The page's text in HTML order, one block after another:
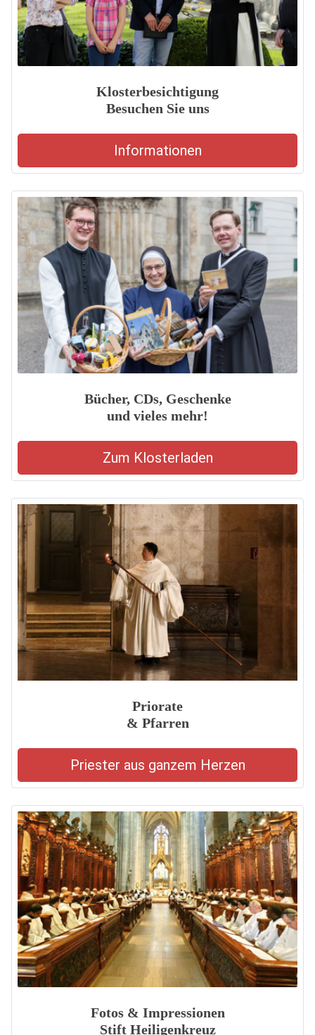
Klosterbesichtigung
Besuchen Sie uns
Informationen
Bücher, CDs, Geschenke
und vieles mehr!
Zum Klosterladen
Priorate
& Pfarren
Priester aus ganzem Herzen
Fotos & Impressionen
Stift Heiligenkreuz